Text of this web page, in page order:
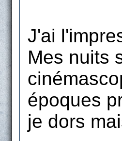
J'ai
Mes nuits
époques
je dors